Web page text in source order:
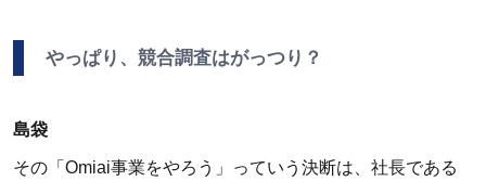
やっぱり、競合調査はがっつり？
島袋
その「Omiai事業をやろう」っていう決断は、社長である